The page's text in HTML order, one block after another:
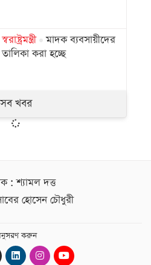
স্বরাষ্ট্রমন্ত্রী
মাদক ব্যবসায়ীদের
তালিকা করা হচ্ছে
সব খবর
: শ্যামল দত্ত
হোসেন চৌধুরী
করুন